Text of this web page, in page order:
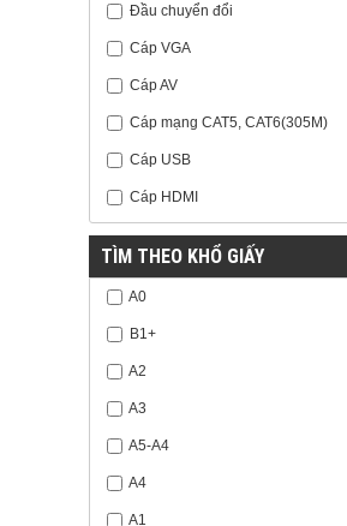
Đầu chuyển đổi
Cáp VGA
Cáp AV
Cáp mạng CAT5, CAT6(305M)
Cáp USB
Cáp HDMI
TÌM THEO KHỔ GIẤY
A0
B1+
A2
A3
A5-A4
A4
A1